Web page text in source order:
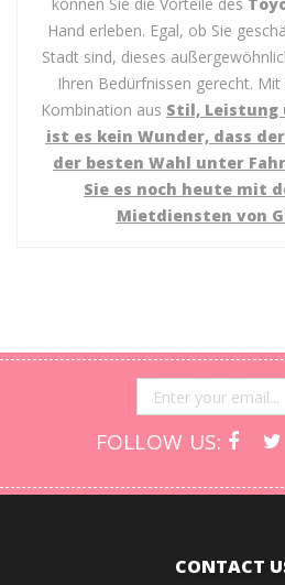
können Sie die Vorteile des
Hand erleben. Egal, ob Sie
Stadt sind, dieses
Ihren Bedürfnissen gerecht.
Kombination aus Stil,
ist es kein Wunder, dass
der besten Wahl unter
Sie es noch heute mit
Mietdiensten von
FOLLOW US:
CONTACT